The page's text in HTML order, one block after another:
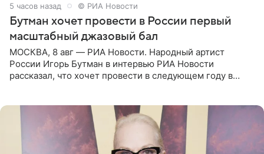
5 часов назад © РИА Новости
Бутман хочет провести в России первый
масштабный джазовый бал
МОСКВА, 8 авг — РИА Новости. Народный артист
России Игорь Бутман в интервью РИА Новости
рассказал, что хочет провести в следующем году в